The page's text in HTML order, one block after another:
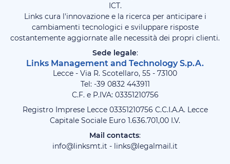
ICT.
Links cura l'innovazione e la ricerca per anticipare i
cambiamenti tecnologici e sviluppare risposte
costantemente aggiornate alle necessità dei propri clienti.
Sede legale:
Links Management and Technology S.p.A.
Lecce - Via R. Scotellaro, 55 - 73100
Tel: -39 0832 443911
C.F. e P.IVA: 03351210756
Registro Imprese Lecce 03351210756 C.C.I.A.A. Lecce
Capitale Sociale Euro 1.636.701,00 I.V.
Mail contacts:
info@linksmt.it - links@legalmail.it